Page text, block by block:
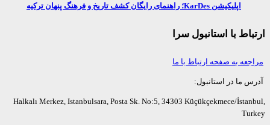
اپلیکیشن KarDes؛ راهنمای رایگان کشف تاریخ و فرهنگ پنهان ترکیه
با استانبول سرا
به صفحه ارتباط با ما
ما در استانبول:
Halkalı Merkez, Istanbulsara, Posta Sk. No:5, 34303 Küçükçekmece/